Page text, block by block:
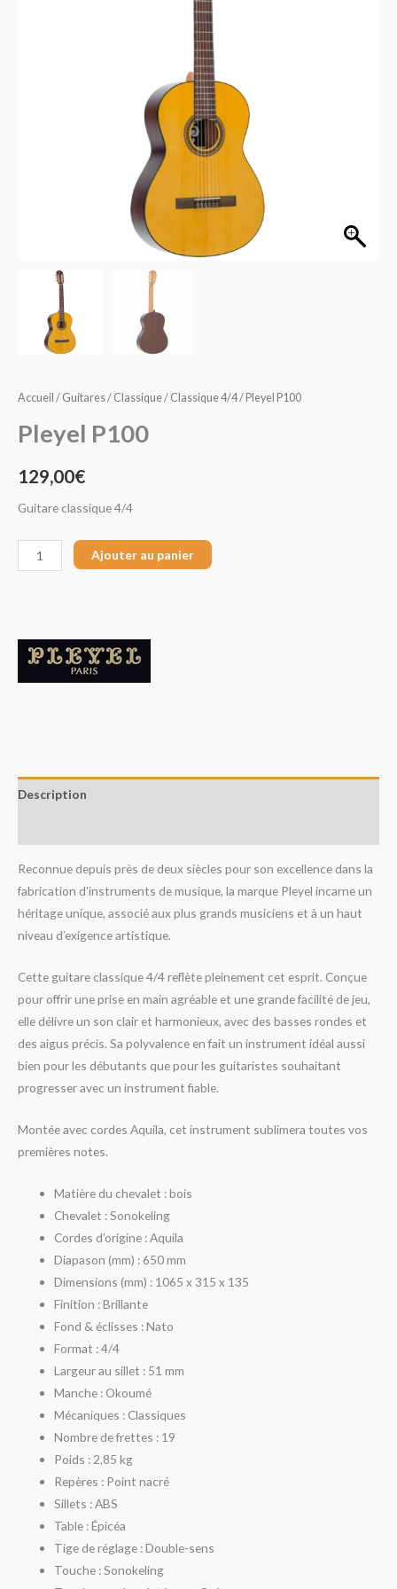
Accueil / Guitares/ Classique/ Classique 4/4/ Pleyel P100
Pleyel P100
129,00€
Guitare classique 4/4
Ajouter au panier
Description
Reconnue depuis près de deux siècles pour son excellence dans la
fabrication d’instruments de musique, la marque Pleyel incarne un
héritage unique, associé aux plus grands musiciens et à un haut
niveau d’exigence artistique.
Cette guitare classique 4/4 reflète pleinement cet esprit. Conçue
pour offrir une prise en main agréable et une grande facilité de jeu,
elle délivre un son clair et harmonieux, avec des basses rondes et
des aigus précis. Sa polyvalence en fait un instrument idéal aussi
bien pour les débutants que pour les guitaristes souhaitant
progresser avec un instrument fiable.
Montée avec cordes Aquila, cet instrument sublimera toutes vos
premières notes.
Matière du chevalet : bois
Chevalet : Sonokeling
Cordes d’origine : Aquila
Diapason (mm) : 650 mm
Dimensions (mm) : 1065 x 315 x 135
Finition : Brillante
Fond & éclisses : Nato
Format : 4/4
Largeur au sillet : 51 mm
Manche : Okoumé
Mécaniques : Classiques
Nombre de frettes : 19
Poids : 2,85 kg
Repères : Point nacré
Sillets : ABS
Table : Épicéa
Tige de réglage : Double-sens
Touche : Sonokeling